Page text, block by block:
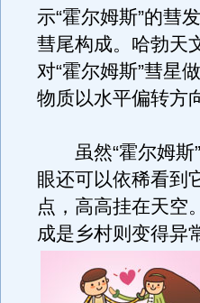
示“霍尔姆斯”的彗
彗尾构成。哈勃天
对“霍尔姆斯”彗星
物质以水平偏转方
虽然“霍尔姆斯”
眼还可以依稀看到
点，高高挂在天空
成是乡村则变得异